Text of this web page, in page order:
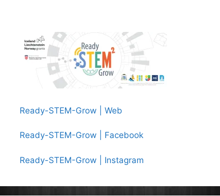
Ready-STEM-Grow | Web
Ready-STEM-Grow | Facebook
Ready-STEM-Grow | Instagram